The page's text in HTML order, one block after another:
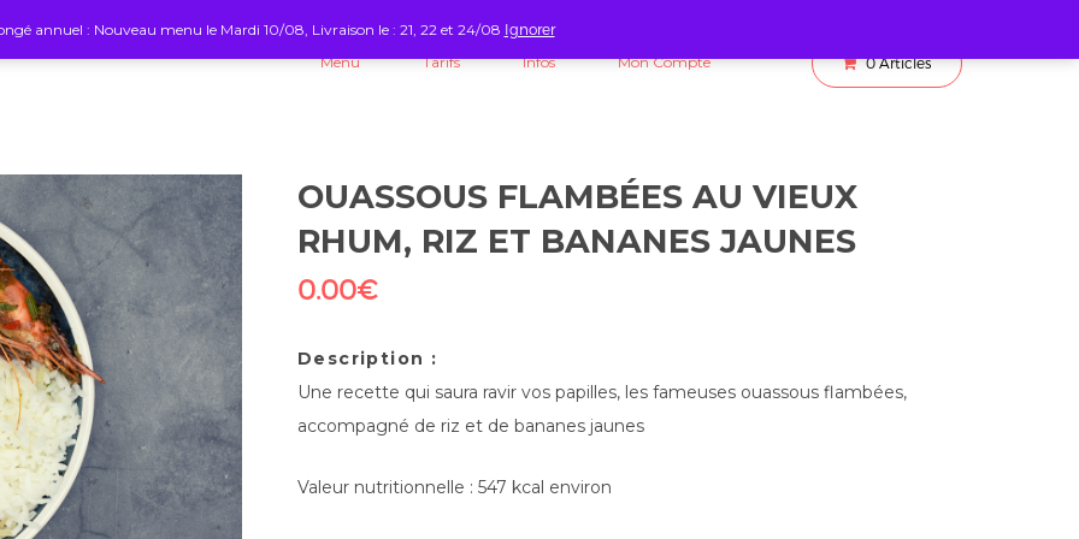
Menu Tarifs Infos Mon Compte 0 Articles
OUASSOUS FLAMBÉES AU VIEUX
RHUM, RIZ ET BANANES JAUNES
0.00€
Description :
Une recette qui saura ravir vos papilles, les fameuses ouassous flambées,
accompagné de riz et de bananes jaunes
Valeur nutritionnelle : 547 kcal environ
annuel : Nouveau menu le Mardi 10/08, Livraison le : 21, 22 et 24/08 Ignorer